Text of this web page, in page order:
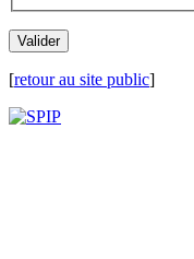
[retour au site public]